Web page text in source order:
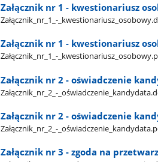
Załącznik nr 1 - kwestionariusz
Załącznik​_nr​_1​_-​
Załącznik nr 1 - kwestionariusz
Załącznik​_nr​_1​_-​
Załącznik nr 2 - oświadczenie
Załącznik​_nr​_2​_-​
Załącznik nr 2 - oświadczenie
Załącznik​_nr​_2​_-​
Załącznik nr 3 - zgoda na